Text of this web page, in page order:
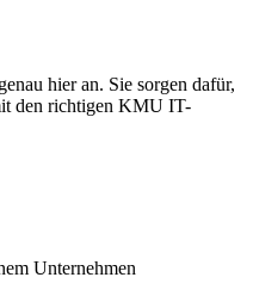
hier an. Sie sorgen dafür,
den richtigen KMU IT-
Unternehmen